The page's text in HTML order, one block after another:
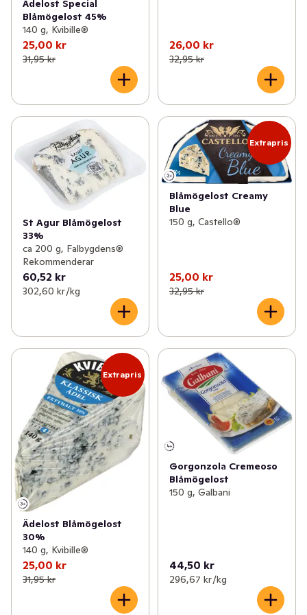
Ädelost Special
Blåmögelost 45%
140 g, Kvibille®
25,00 kr
31,95 kr
26,00 kr
32,95 kr
St Agur Blåmögelost
33%
ca 200 g, Falbygdens®
Rekommenderar
60,52 kr
302,60 kr /kg
Extrapris
Blåmögelost Creamy
Blue
150 g, Castello®
25,00 kr
32,95 kr
Extrapris
Ädelost Blåmögelost
30%
140 g, Kvibille®
25,00 kr
31,95 kr
Gorgonzola Cremeoso
Blåmögelost
150 g, Galbani
44,50 kr
296,67 kr /kg